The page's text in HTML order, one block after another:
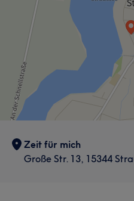
Zeit für mich
Große Str. 13, 15344